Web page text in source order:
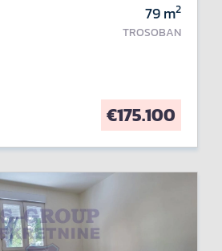
79m2
TROSOBAN
€175.100